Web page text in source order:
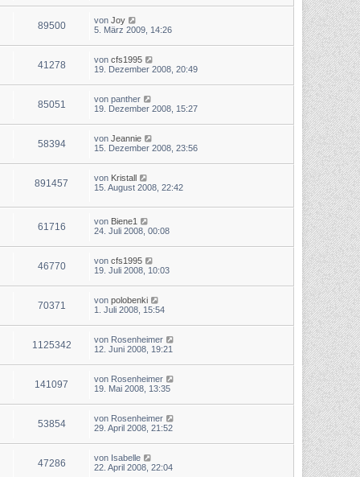
89500 von Joy
5. März 2009, 14:26
41278 von cfs1995
19. Dezember 2008, 20:49
85051 von panther
19. Dezember 2008, 15:27
58394 von Jeannie
15. Dezember 2008, 23:56
891457 von Kristall
15. August 2008, 22:42
61716 von Biene1
24. Juli 2008, 00:08
46770 von cfs1995
19. Juli 2008, 10:03
70371 von polobenki
1. Juli 2008, 15:54
1125342 von Rosenheimer
12. Juni 2008, 19:21
141097 von Rosenheimer
19. Mai 2008, 13:35
53854 von Rosenheimer
29. April 2008, 21:52
47286 von Isabelle
22. April 2008, 22:04